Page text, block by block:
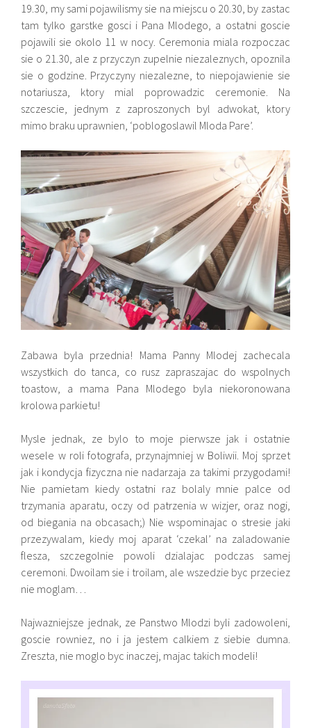
19.30, my sami pojawilismy sie na miejscu o 20.30, by zastac
tam tylko garstke gosci i Pana Mlodego, a ostatni goscie
pojawili sie okolo 11 w nocy. Ceremonia miala rozpoczac
sie o 21.30, ale z przyczyn zupelnie niezaleznych, opoznila
sie o godzine. Przyczyny niezalezne, to niepojawienie sie
notariusza, ktory mial poprowadzic ceremonie. Na
szczescie, jednym z zaproszonych byl adwokat, ktory
mimo braku uprawnien, ‘poblogoslawil Mloda Pare’.
Zabawa byla przednia! Mama Panny Mlodej zachecala
wszystkich do tanca, co rusz zapraszajac do wspolnych
toastow, a mama Pana Mlodego byla niekoronowana
krolowa parkietu!
Mysle jednak, ze bylo to moje pierwsze jak i ostatnie
wesele w roli fotografa, przynajmniej w Boliwii. Moj sprzet
jak i kondycja fizyczna nie nadarzaja za takimi przygodami!
Nie pamietam kiedy ostatni raz bolaly mnie palce od
trzymania aparatu, oczy od patrzenia w wizjer, oraz nogi,
od biegania na obcasach;) Nie wspominajac o stresie jaki
przezywalam, kiedy moj aparat ‘czekal’ na zaladowanie
flesza, szczegolnie powoli dzialajac podczas samej
ceremoni. Dwoilam sie i troilam, ale wszedzie byc przeciez
nie moglam…
Najwazniejsze jednak, ze Panstwo Mlodzi byli zadowoleni,
goscie rowniez, no i ja jestem calkiem z siebie dumna.
Zreszta, nie moglo byc inaczej, majac takich modeli!